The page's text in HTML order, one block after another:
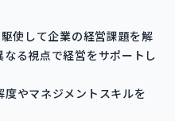
使して企業の経営課題を解
る視点で経営をサポートし
やマネジメントスキルを